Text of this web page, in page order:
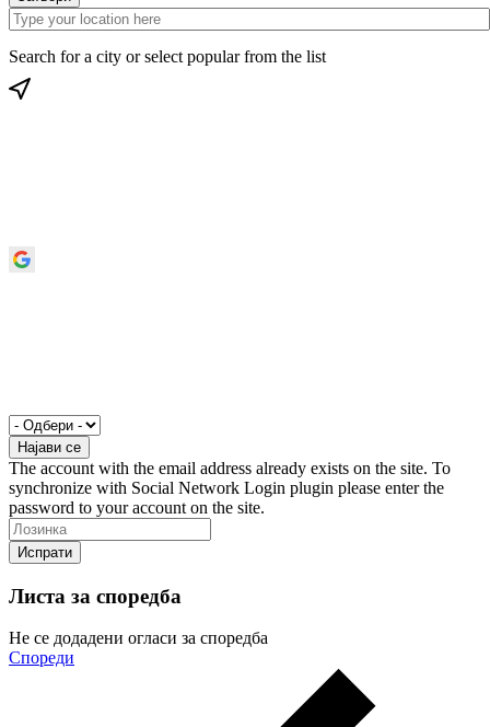
Search for a city or select popular from the list
The account with the email address already exists on the site. To
synchronize with Social Network Login plugin please enter the
password to your account on the site.
Листа за споредба
Не се додадени огласи за споредба
Спореди